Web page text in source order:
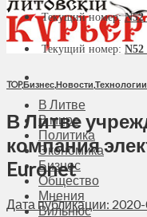
В Литве
В мире
Политика
Экономика
Бизнес
Общество
Мнения
Вильнюс
Текущий номер:N52
Текущий номер: N52
TOP,Бизнес,Новости,Технологии
В Литве
компания
Euronet
Дата публикации: